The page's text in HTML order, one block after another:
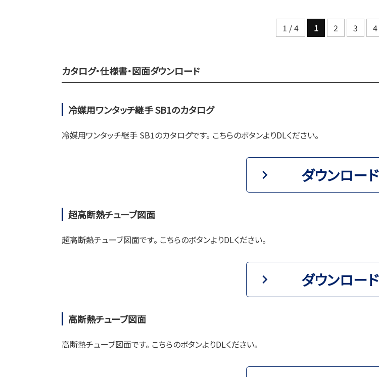
1 / 4 1 2 3 4
カタログ・仕様書・図面ダウンロード
冷媒用ワンタッチ継手 SB1のカタログ
冷媒用ワンタッチ継手 SB1のカタログです。 こちらのボタンよりDLください。
ダウンロード
超高断熱チューブ図面
超高断熱チューブ図面です。 こちらのボタンよりDLください。
ダウンロード
高断熱チューブ図面
高断熱チューブ図面です。 こちらのボタンよりDLください。